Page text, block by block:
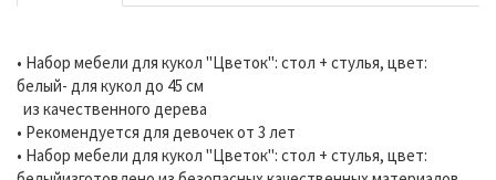
• Набор мебели для кукол "Цветок": стол + стулья, цвет:
белый- для кукол до 45 см
из качественного дерева
• Рекомендуется для девочек от 3 лет
• Набор мебели для кукол "Цветок": стол + стулья, цвет: